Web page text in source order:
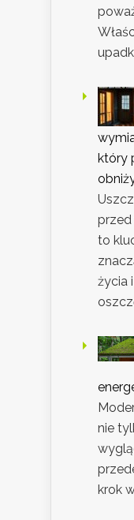
który
przed
to
życia
nie
krok